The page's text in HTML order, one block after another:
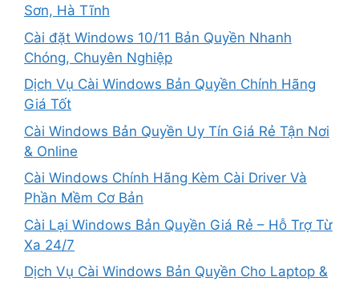
Sơn, Hà Tĩnh
Cài đặt Windows 10/11 Bản Quyền Nhanh
Chóng, Chuyên Nghiệp
Dịch Vụ Cài Windows Bản Quyền Chính Hãng
Giá Tốt
Cài Windows Bản Quyền Uy Tín Giá Rẻ Tận Nơi
& Online
Cài Windows Chính Hãng Kèm Cài Driver Và
Phần Mềm Cơ Bản
Cài Lại Windows Bản Quyền Giá Rẻ – Hỗ Trợ Từ
Xa 24/7
Dịch Vụ Cài Windows Bản Quyền Cho Laptop &